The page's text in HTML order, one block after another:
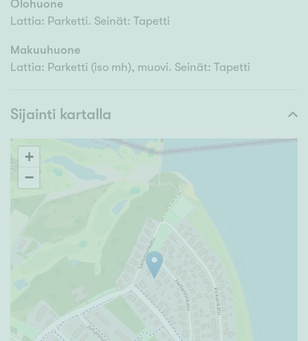
Olohuone
Lattia: Parketti. Seinät: Tapetti
Makuuhuone
Lattia: Parketti (iso mh), muovi. Seinät: Tapetti
Sijainti kartalla
+
−